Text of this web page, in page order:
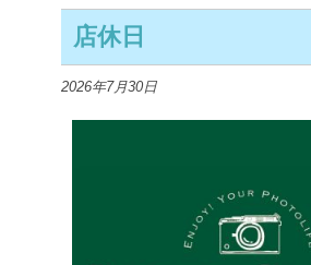
店休日
2026年7月30日